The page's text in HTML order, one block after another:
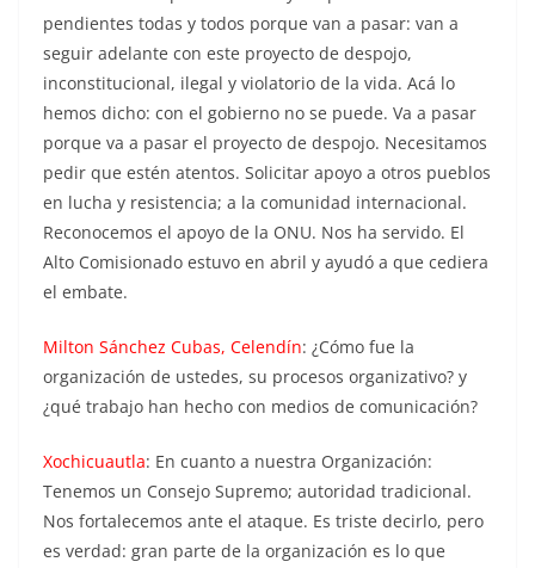
pendientes todas y todos porque van a pasar: van a
seguir adelante con este proyecto de despojo,
inconstitucional, ilegal y violatorio de la vida. Acá lo
hemos dicho: con el gobierno no se puede. Va a pasar
porque va a pasar el proyecto de despojo. Necesitamos
pedir que estén atentos. Solicitar apoyo a otros pueblos
en lucha y resistencia; a la comunidad internacional.
Reconocemos el apoyo de la ONU. Nos ha servido. El
Alto Comisionado estuvo en abril y ayudó a que cediera
el embate.
Milton Sánchez Cubas, Celendín: ¿Cómo fue la
organización de ustedes, su procesos organizativo? y
¿qué trabajo han hecho con medios de comunicación?
Xochicuautla: En cuanto a nuestra Organización:
Tenemos un Consejo Supremo; autoridad tradicional.
Nos fortalecemos ante el ataque. Es triste decirlo, pero
es verdad: gran parte de la organización es lo que